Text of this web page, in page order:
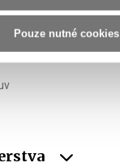
Pouze nutné cookies